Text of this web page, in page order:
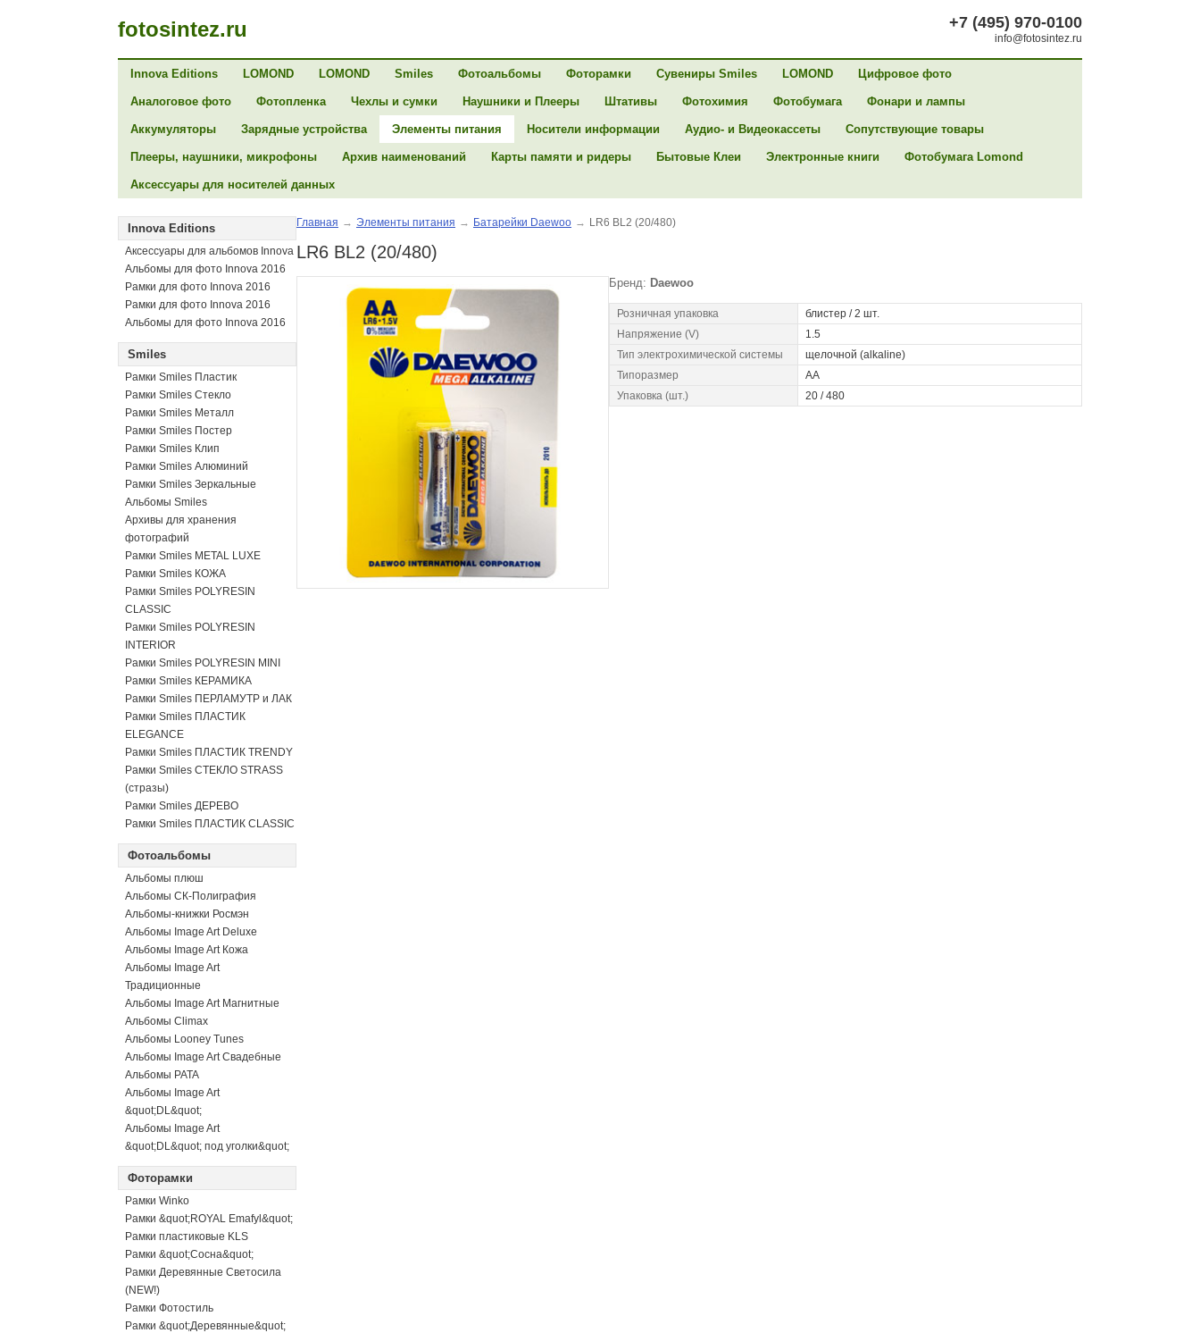
fotosintez.ru +7 (495) 970-0100
info@fotosintez.ru
Innova Editions LOMOND LOMOND Smiles Фотоальбомы Фоторамки Сувениры Smiles LOMOND Цифровое фото
Аналоговое фото Фотопленка Чехлы и сумки Наушники и Плееры Штативы Фотохимия Фотобумага Фонари и лампы
Аккумуляторы Зарядные устройства Элементы питания Носители информации Аудио- и Видеокассеты Сопутствующие товары
Плееры, наушники, микрофоны Архив наименований Карты памяти и ридеры Бытовые Клеи Электронные книги Фотобумага Lomond
Аксессуары для носителей данных
Innova Editions
Аксессуары для альбомов Innova
Альбомы для фото Innova 2016
Рамки для фото Innova 2016
Рамки для фото Innova 2016
Альбомы для фото Innova 2016
Smiles
Рамки Smiles Пластик
Рамки Smiles Стекло
Рамки Smiles Металл
Рамки Smiles Постер
Рамки Smiles Клип
Рамки Smiles Алюминий
Рамки Smiles Зеркальные
Альбомы Smiles
Архивы для хранения
фотографий
Рамки Smiles METAL LUXE
Рамки Smiles КОЖА
Рамки Smiles POLYRESIN
CLASSIC
Рамки Smiles POLYRESIN
INTERIOR
Рамки Smiles POLYRESIN MINI
Рамки Smiles КЕРАМИКА
Рамки Smiles ПЕРЛАМУТР и ЛАК
Рамки Smiles ПЛАСТИК
ELEGANCE
Рамки Smiles ПЛАСТИК TRENDY
Рамки Smiles СТЕКЛО STRASS
(стразы)
Рамки Smiles ДЕРЕВО
Рамки Smiles ПЛАСТИК CLASSIC
Фотоальбомы
Альбомы плюш
Альбомы СК-Полиграфия
Альбомы-книжки Росмэн
Альбомы Image Art Deluxe
Альбомы Image Art Кожа
Альбомы Image Art
Традиционные
Альбомы Image Art Магнитные
Альбомы Climax
Альбомы Looney Tunes
Альбомы Image Art Свадебные
Альбомы PATA
Альбомы Image Art
&quot;DL&quot;
Альбомы Image Art
&quot;DL&quot; под уголки&quot;
Фоторамки
Рамки Winko
Рамки &quot;ROYAL Emafyl&quot;
Рамки пластиковые KLS
Рамки &quot;Сосна&quot;
Рамки Деревянные Светосила
(NEW!)
Рамки Фотостиль
Рамки &quot;Деревянные&quot;
Главная → Элементы питания → Батарейки Daewoo → LR6 BL2 (20/480)
LR6 BL2 (20/480)
Бренд: Daewoo
Розничная упаковка
блистер / 2 шт.
Напряжение (V)
1.5
Тип электрохимической системы
щелочной (alkaline)
Типоразмер
AA
Упаковка (шт.)
20 / 480